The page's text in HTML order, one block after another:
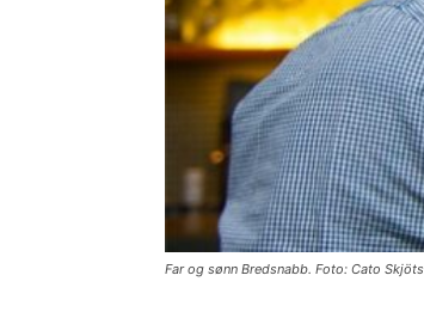
Far og sønn Bredsnabb. Foto: Cato Skjöts